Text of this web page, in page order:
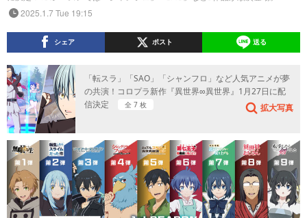
2025.1.7 Tue 19:15
シェア ポスト 送る
「転スラ」「SAO」「シャンフロ」など人気アニメが夢
の共演！コロプラ新作『異世界∞異世界』1月27日に配
信決定
全 7 枚 拡大写真